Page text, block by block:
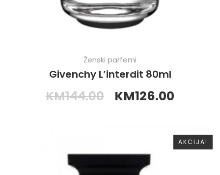
Ženski parfemi
Givenchy L’interdit 80ml
KM144.00 KM126.00
AKCIJA!